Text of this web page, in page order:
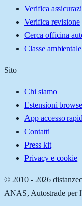
Verifica
Verifica revisione
Cerca officina
Classe ambientale
Sito
Chi siamo
Estensioni
App accesso
Contatti
Press kit
Privacy e cookie
© 2010 - 2026
ANAS, Autostrade per